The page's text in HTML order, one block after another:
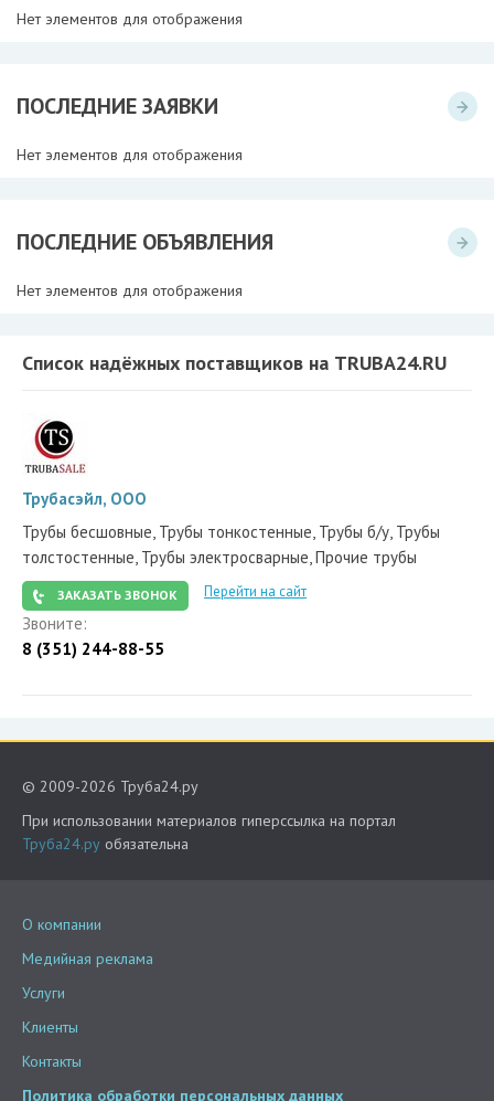
Нет элементов для отображения
ПОСЛЕДНИЕ ЗАЯВКИ
Нет элементов для отображения
ПОСЛЕДНИЕ ОБЪЯВЛЕНИЯ
Нет элементов для отображения
Список надёжных поставщиков на TRUBA24.RU
Трубасэйл, ООО
Трубы бесшовные, Трубы тонкостенные, Трубы б/у, Трубы
толстостенные, Трубы электросварные, Прочие трубы
ЗАКАЗАТЬ ЗВОНОК Перейти на сайт
Звоните:
8 (351) 244-88-55
© 2009-2026 Труба24.ру
При использовании материалов гиперссылка на портал
Труба24.ру обязательна
О компании
Медийная реклама
Услуги
Клиенты
Контакты
Политика обработки персональных данных